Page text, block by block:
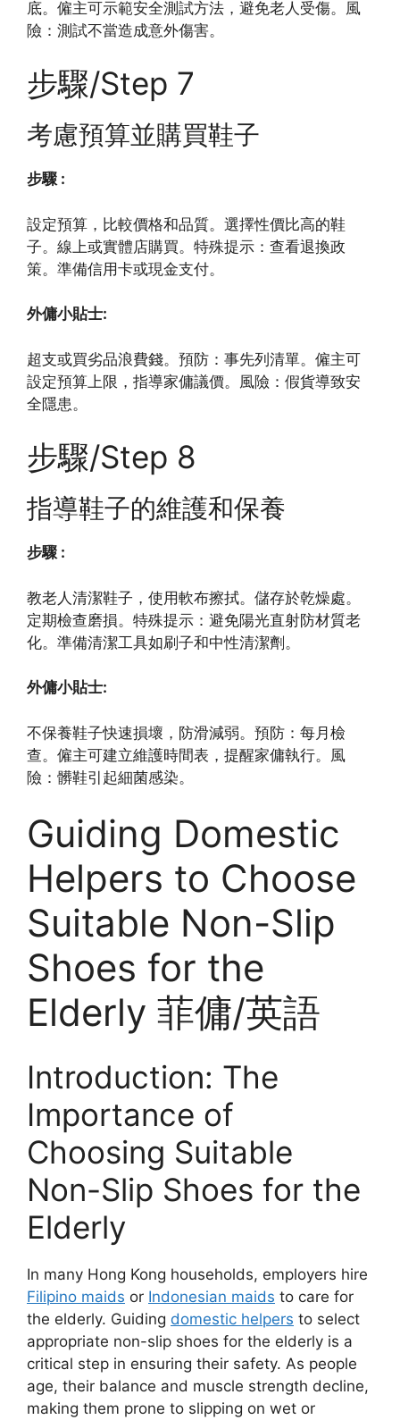
底。僱主可示範安全測試方法，避免老人受傷。風
險：測試不當造成意外傷害。
步驟/Step 7
考慮預算並購買鞋子
步驟 :
設定預算，比較價格和品質。選擇性價比高的鞋
子。線上或實體店購買。特殊提示：查看退換政
策。準備信用卡或現金支付。
外傭小貼士:
超支或買劣品浪費錢。預防：事先列清單。僱主可
設定預算上限，指導家傭議價。風險：假貨導致安
全隱患。
步驟/Step 8
指導鞋子的維護和保養
步驟 :
教老人清潔鞋子，使用軟布擦拭。儲存於乾燥處。
定期檢查磨損。特殊提示：避免陽光直射防材質老
化。準備清潔工具如刷子和中性清潔劑。
外傭小貼士:
不保養鞋子快速損壞，防滑減弱。預防：每月檢
查。僱主可建立維護時間表，提醒家傭執行。風
險：髒鞋引起細菌感染。
Guiding Domestic
Helpers to Choose
Suitable Non-Slip
Shoes for the
Elderly 菲傭/英語
Introduction: The
Importance of
Choosing Suitable
Non-Slip Shoes for the
Elderly
In many Hong Kong households, employers hire
Filipino maids or Indonesian maids to care for
the elderly. Guiding domestic helpers to select
appropriate non-slip shoes for the elderly is a
critical step in ensuring their safety. As people
age, their balance and muscle strength decline,
making them prone to slipping on wet or